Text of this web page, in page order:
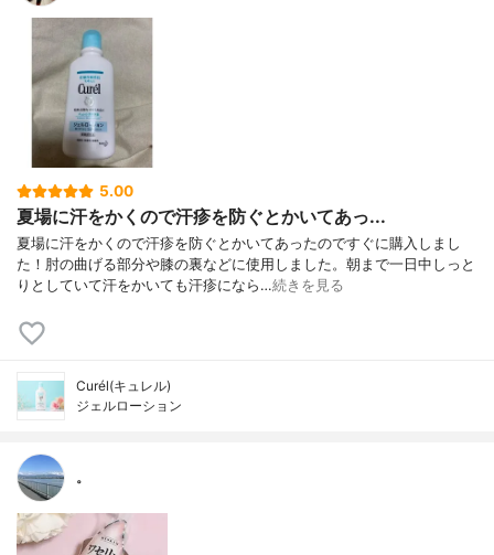
5.00
夏場に汗をかくので汗疹を防ぐとかいてあっ...
夏場に汗をかくので汗疹を防ぐとかいてあったのですぐに購入しまし
た！肘の曲げる部分や膝の裏などに使用しました。朝まで一日中しっと
りとしていて汗をかいても汗疹になら…続きを見る
Curél(キュレル)
ジェルローション
。